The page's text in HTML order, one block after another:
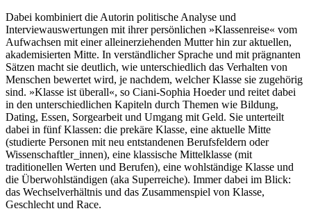
Dabei kombiniert die Autorin politische Analyse und
Interviewauswertungen mit ihrer persönlichen »Klassenreise« vom
Aufwachsen mit einer alleinerziehenden Mutter hin zur aktuellen,
akademisierten Mitte. In verständlicher Sprache und mit prägnanten
Sätzen macht sie deutlich, wie unterschiedlich das Verhalten von
Menschen bewertet wird, je nachdem, welcher Klasse sie zugehörig
sind. »Klasse ist überall«, so Ciani-Sophia Hoeder und reitet dabei
in den unterschiedlichen Kapiteln durch Themen wie Bildung,
Dating, Essen, Sorgearbeit und Umgang mit Geld. Sie unterteilt
dabei in fünf Klassen: die prekäre Klasse, eine aktuelle Mitte
(studierte Personen mit neu entstandenen Berufsfeldern oder
Wissenschaftler_innen), eine klassische Mittelklasse (mit
traditionellen Werten und Berufen), eine wohlständige Klasse und
die Überwohlständigen (aka Superreiche). Immer dabei im Blick:
das Wechselverhältnis und das Zusammenspiel von Klasse,
Geschlecht und Race.